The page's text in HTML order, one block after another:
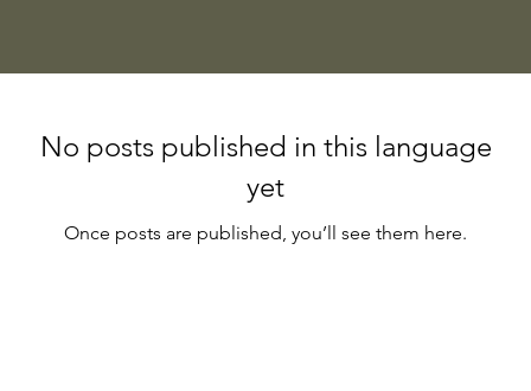
No posts published in this language
yet
Once posts are published, you’ll see them here.